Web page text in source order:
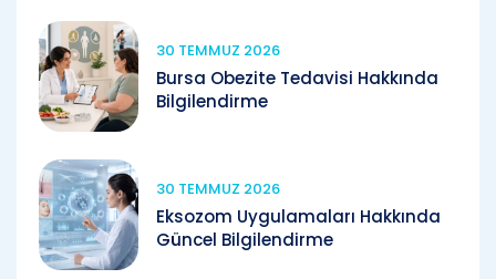
30 TEMMUZ 2026
Bursa Obezite Tedavisi Hakkında
Bilgilendirme
30 TEMMUZ 2026
Eksozom Uygulamaları Hakkında
Güncel Bilgilendirme